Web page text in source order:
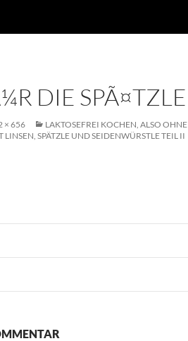
DIE SPÃ¤TZLE
× 656
LAKTOSEFREI KOCHEN, ALSO OHNE
SPÄTZLE UND SEIDENWÜRSTLE TEIL II